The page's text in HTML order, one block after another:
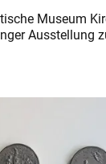
Museum
Ausstellung